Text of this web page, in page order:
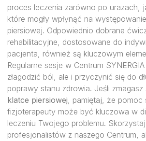
proces leczenia zarówno po urazach,
które mogły wpłynąć na
piersiowej. Odpowiednio dobrane
rehabilitacyjne, dostosowane do
pacjenta, również są kluczowym
Regularne sesje w Centrum
złagodzić ból, ale i przyczynić się do
poprawy stanu zdrowia. Jeśli zmagasz
klatce piersiowej, pamiętaj, że pomoc
fizjoterapeuty może być kluczowa w
leczeniu Twojego problemu.
profesjonalistów z naszego Centrum,